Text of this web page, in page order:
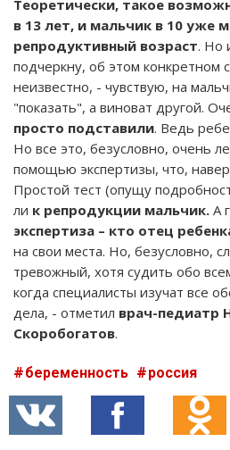
Теоретически, такое
в 13 лет, и мальчик в 10 уже
репродуктивный возраст. Но
подчеркну, об этом конкретном
неизвестно, - чувствую, на
"показать", а виноват другой.
просто подставили. Ведь
Но все это, безусловно, очень
помощью экспертизы, что,
Простой тест (опущу
ли к репродукции мальчик. А г
экспертиза – кто отец
на свои места. Но, безусловно,
тревожный, хотя судить обо
когда специалисты изучат все
дела, - отметил врач-педиатр
Скоробогатов.
беременность россия